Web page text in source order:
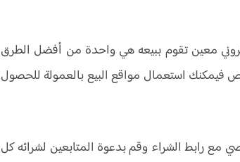
معين تقوم ببيعه هي واحدة من أفضل الطرق
فيمكنك استعمال مواقع البيع بالعمولة للحصول
مع رابط الشراء وقم بدعوة المتابعين لشرائه كل